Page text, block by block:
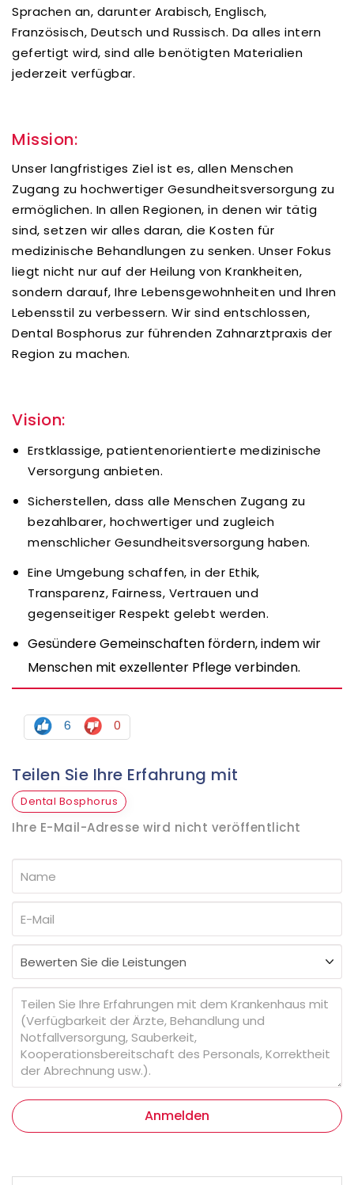
Sprachen an, darunter Arabisch, Englisch,
Französisch, Deutsch und Russisch. Da alles intern
gefertigt wird, sind alle benötigten Materialien
jederzeit verfügbar.
Mission:
Unser langfristiges Ziel ist es, allen Menschen
Zugang zu hochwertiger Gesundheitsversorgung zu
ermöglichen. In allen Regionen, in denen wir tätig
sind, setzen wir alles daran, die Kosten für
medizinische Behandlungen zu senken. Unser Fokus
liegt nicht nur auf der Heilung von Krankheiten,
sondern darauf, Ihre Lebensgewohnheiten und Ihren
Lebensstil zu verbessern. Wir sind entschlossen,
Dental Bosphorus zur führenden Zahnarztpraxis der
Region zu machen.
Vision:
Erstklassige, patientenorientierte medizinische
Versorgung anbieten.
Sicherstellen, dass alle Menschen Zugang zu
bezahlbarer, hochwertiger und zugleich
menschlicher Gesundheitsversorgung haben.
Eine Umgebung schaffen, in der Ethik,
Transparenz, Fairness, Vertrauen und
gegenseitiger Respekt gelebt werden.
Gesündere Gemeinschaften fördern, indem wir
Menschen mit exzellenter Pflege verbinden.
6 0
Teilen Sie Ihre Erfahrung mit
Dental Bosphorus
Ihre E-Mail-Adresse wird nicht veröffentlicht
Anmelden